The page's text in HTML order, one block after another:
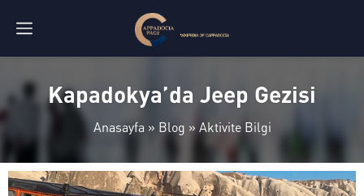
Kapadokya’da Jeep Gezisi
Anasayfa » Blog » Aktivite Bilgi